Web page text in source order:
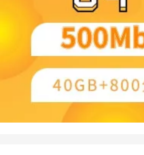
限时优惠84元500M宽带+流